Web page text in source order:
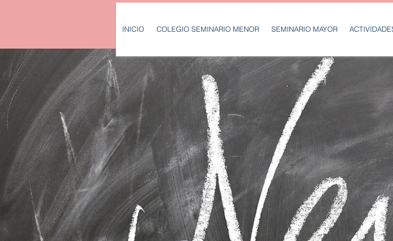
INICIO COLEGIO SEMINARIO MENOR SEMINARIO MAYOR